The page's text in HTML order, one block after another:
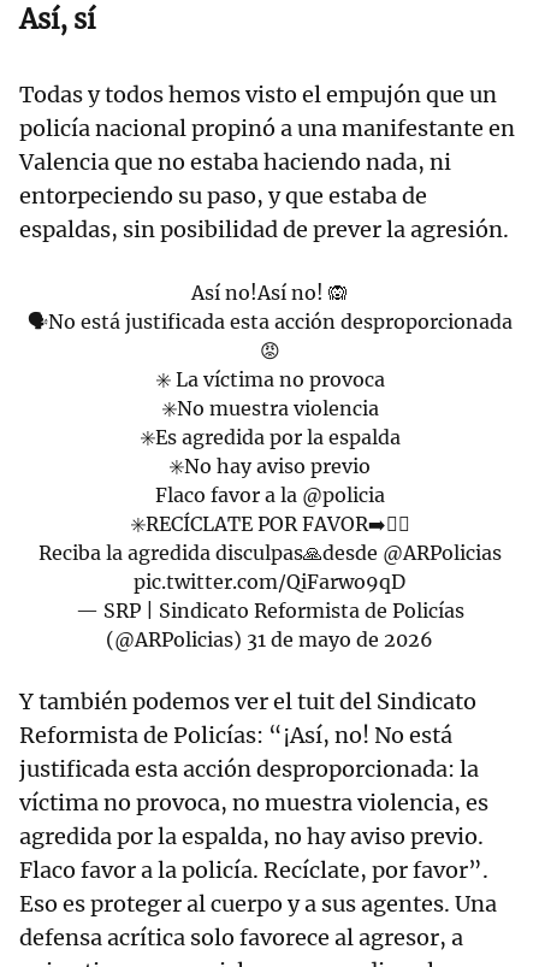
Así, sí
Todas y todos hemos visto el empujón que un
policía nacional propinó a una manifestante en
Valencia que no estaba haciendo nada, ni
entorpeciendo su paso, y que estaba de
espaldas, sin posibilidad de prever la agresión.
Así no!Así no! 🙉
🗣No está justificada esta acción desproporcionada
😡
✳️ La víctima no provoca
✳️No muestra violencia
✳️Es agredida por la espalda
✳️No hay aviso previo
Flaco favor a la @policia
✳️RECÍCLATE POR FAVOR➡️👮‍♂️
Reciba la agredida disculpas🙏desde @ARPolicias
pic.twitter.com/QiFarwo9qD
— SRP | Sindicato Reformista de Policías
(@ARPolicias) 31 de mayo de 2026
Y también podemos ver el tuit del Sindicato
Reformista de Policías: “¡Así, no! No está
justificada esta acción desproporcionada: la
víctima no provoca, no muestra violencia, es
agredida por la espalda, no hay aviso previo.
Flaco favor a la policía. Recíclate, por favor”.
Eso es proteger al cuerpo y a sus agentes. Una
defensa acrítica solo favorece al agresor, a